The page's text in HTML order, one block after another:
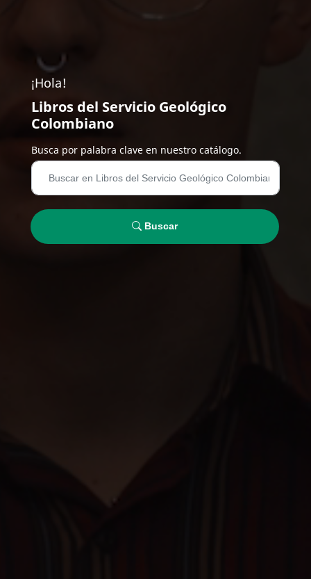
¡Hola!
Libros del Servicio Geológico
Colombiano
Busca por palabra clave en nuestro catálogo.
Buscar